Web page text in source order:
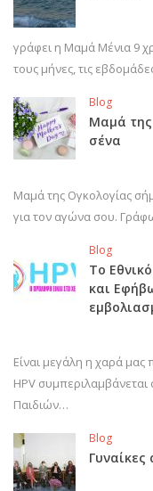
γράφει η Μαμά Μένια 9
τους μήνες, τις
Blog
Μαμά της
σένα
Μαμά της Ογκολογίας
για τον αγώνα σου.
Blog
Το
και
Είναι μεγάλη η χαρά μας
HPV
Παιδιών…
Blog